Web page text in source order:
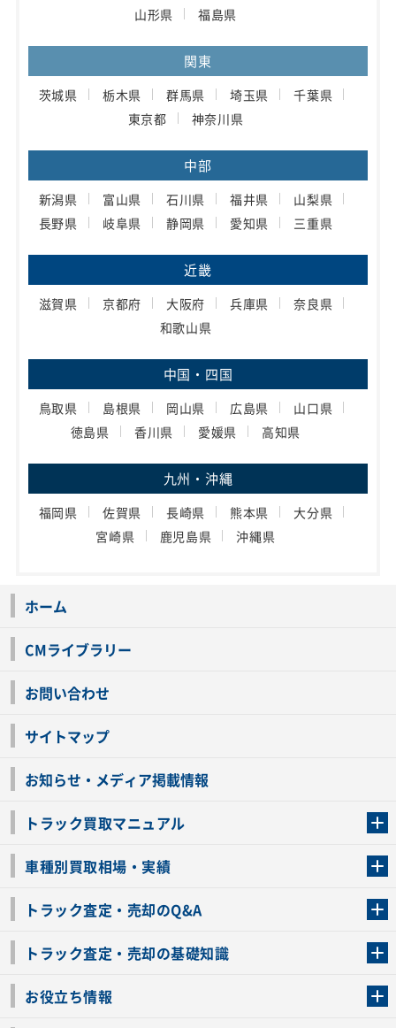
山形県
福島県
関東
茨城県 栃木県 群馬県 埼玉県
千葉県
東京都
神奈川県
中部
新潟県 富山県 石川県 福井県
山梨県
長野県
岐阜県 静岡県 愛知県 三重県
近畿
滋賀県 京都府 大阪府 兵庫県
奈良県
和歌山県
中国・四国
鳥取県 島根県 岡山県 広島県
山口県
徳島県
香川県 愛媛県 高知県
九州・沖縄
福岡県 佐賀県 長崎県 熊本県
大分県
宮崎県
鹿児島県 沖縄県
ホーム
CMライブラリー
お問い合わせ
サイトマップ
お知らせ・メディア掲載情報
トラック買取マニュアル
車種別買取相場・実績
トラック査定・売却のQ&A
トラック査定・売却の基礎知識
お役立ち情報